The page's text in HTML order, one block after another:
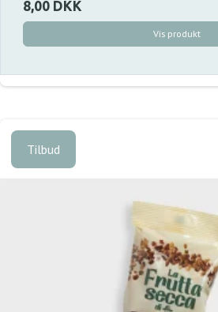
8,00 DKK
Vis produkt
Tilbud